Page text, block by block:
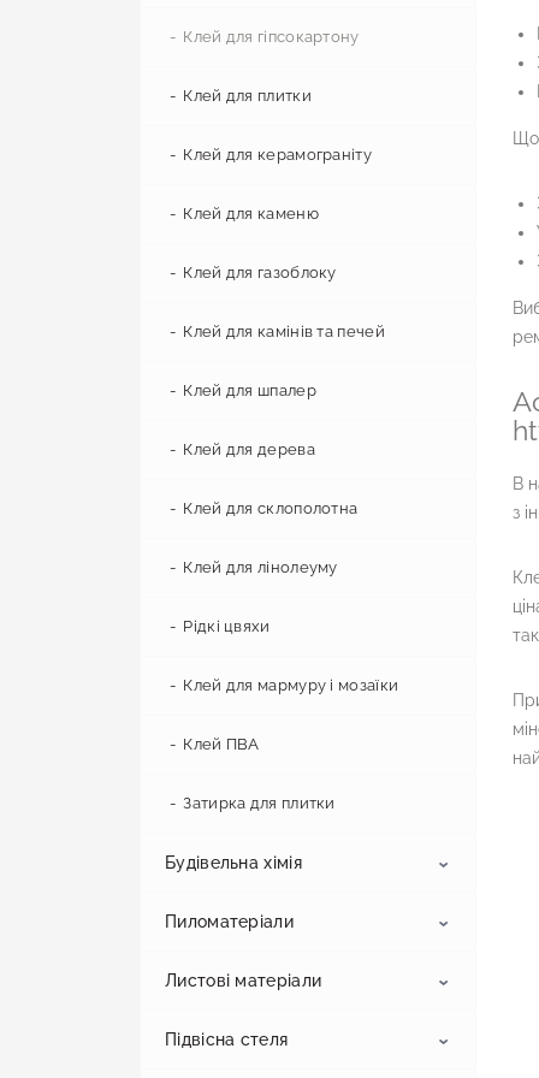
Профіль звукоізоляційний
Гідробар'єр
Вітробар'єр
Підкладка
Паробар'єр
Самовирівнююча суміш
Стяжка підлоги
Гідроізоляційні суміші
Декоративна штукатурка
Цементно-піщана суміш
Цемент
Ремонтні суміші
Клей для гіпсокартону
Клей для плитки
Клей для керамограніту
Клей для каменю
Клей для газоблоку
Клей для камінів та печей
Клей для шпалер
Клей для дерева
Клей для склополотна
Клей для лінолеуму
Рідкі цвяхи
Клей для мармуру і мозаїки
Клей ПВА
Затирка для плитки
Будівельна хімія
Грунтовка
Бетоноконтакт
Грунт-емаль
Монтажна піна
Герметик
Пиломатеріали
OSB
Брус
Листові матеріали
Фіброцементна плита
Підвісна стеля
В
з